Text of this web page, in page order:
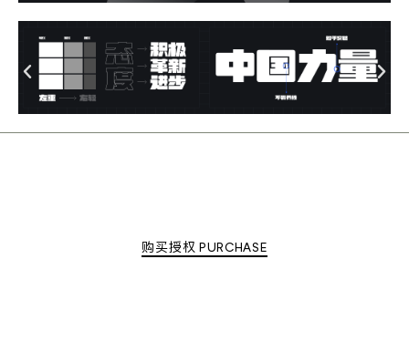
购买授权 PURCHASE